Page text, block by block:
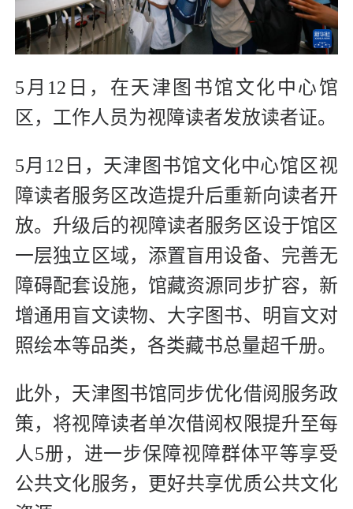
5月12日，在天津图书馆文化中心馆
区，工作人员为视障读者发放读者证。
5月12日，天津图书馆文化中心馆区视
障读者服务区改造提升后重新向读者开
放。升级后的视障读者服务区设于馆区
一层独立区域，添置盲用设备、完善无
障碍配套设施，馆藏资源同步扩容，新
增通用盲文读物、大字图书、明盲文对
照绘本等品类，各类藏书总量超千册。
此外，天津图书馆同步优化借阅服务政
策，将视障读者单次借阅权限提升至每
人5册，进一步保障视障群体平等享受
公共文化服务，更好共享优质公共文化